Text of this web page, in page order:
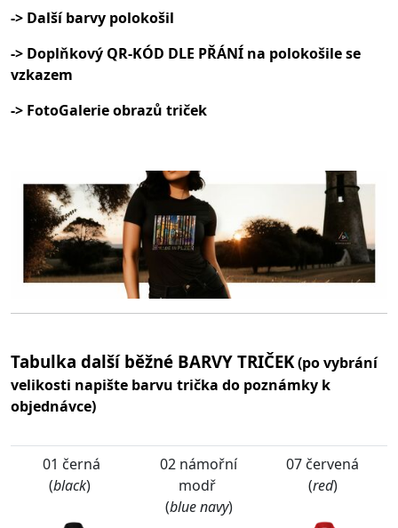
-> Další barvy polokošil
-> Doplňkový QR-KÓD DLE PŘÁNÍ na polokošile se
vzkazem
-> FotoGalerie obrazů triček
Tabulka další běžné BARVY TRIČEK(po vybrání
velikosti napište barvu trička do poznámky k
objednávce)
01 černá
(black)
02 námořní
modř
(blue navy)
07 červená
(red)